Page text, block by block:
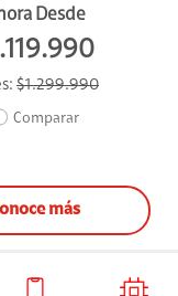
Desde
$1.299.990
Comparar
más